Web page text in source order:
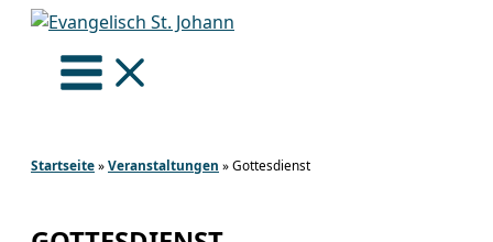
Zum
springen
Startseite»Veranstaltungen »Gottesdienst